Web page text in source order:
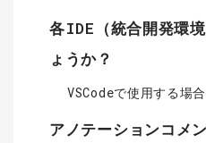
各IDE（統合開発環
ょうか？
VSCodeで使用する場合
アノテーションコメ